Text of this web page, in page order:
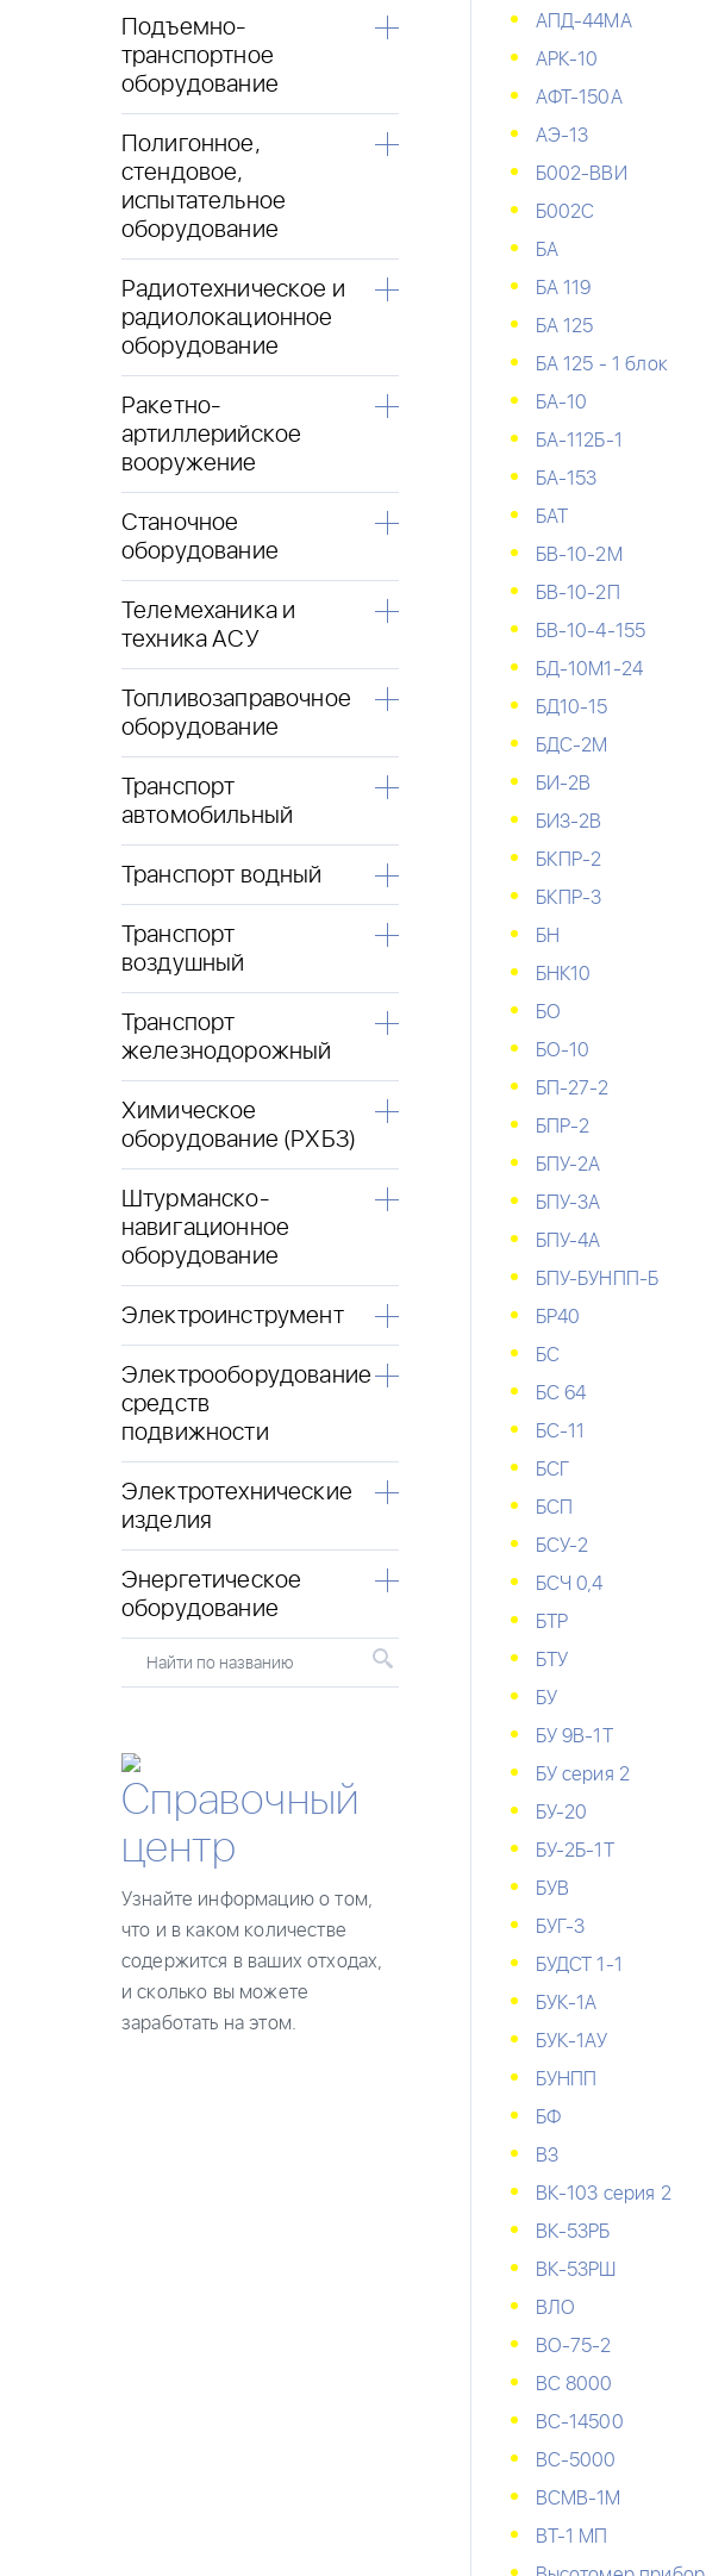
Подъемно-
транспортное
оборудование
Полигонное,
стендовое,
испытательное
оборудование
Радиотехническое и
радиолокационное
оборудование
Ракетно-
артиллерийское
вооружение
Станочное
оборудование
Телемеханика и
техника АСУ
Топливозаправочное
оборудование
Транспорт
автомобильный
Транспорт водный
Транспорт
воздушный
Транспорт
железнодорожный
Химическое
оборудование (РХБЗ)
Штурманско-
навигационное
оборудование
Электроинструмент
Электрооборудование
средств
подвижности
Электротехнические
изделия
Энергетическое
оборудование
Найти по названию
Справочный
центр
Узнайте информацию о том,
что и в каком количестве
содержится в ваших отходах,
и сколько вы можете
заработать на этом.
АПД-44МА
АРК-10
АФТ-150А
АЭ-13
Б002-ВВИ
Б002С
БА
БА 119
БА 125
БА 125 - 1 блок
БА-10
БА-112Б-1
БА-153
БАТ
БВ-10-2М
БВ-10-2П
БВ-10-4-155
БД-10М1-24
БД10-15
БДС-2М
БИ-2В
БИЗ-2В
БКПР-2
БКПР-3
БН
БНК10
БО
БО-10
БП-27-2
БПР-2
БПУ-2А
БПУ-3А
БПУ-4А
БПУ-БУНПП-Б
БР40
БС
БС 64
БС-11
БСГ
БСП
БСУ-2
БСЧ 0,4
БТР
БТУ
БУ
БУ 9В-1Т
БУ серия 2
БУ-20
БУ-2Б-1Т
БУВ
БУГ-3
БУДСТ 1-1
БУК-1А
БУК-1АУ
БУНПП
БФ
ВЗ
ВК-103 серия 2
ВК-53РБ
ВК-53РШ
ВЛО
ВО-75-2
ВС 8000
ВС-14500
ВС-5000
ВСМВ-1М
ВТ-1 МП